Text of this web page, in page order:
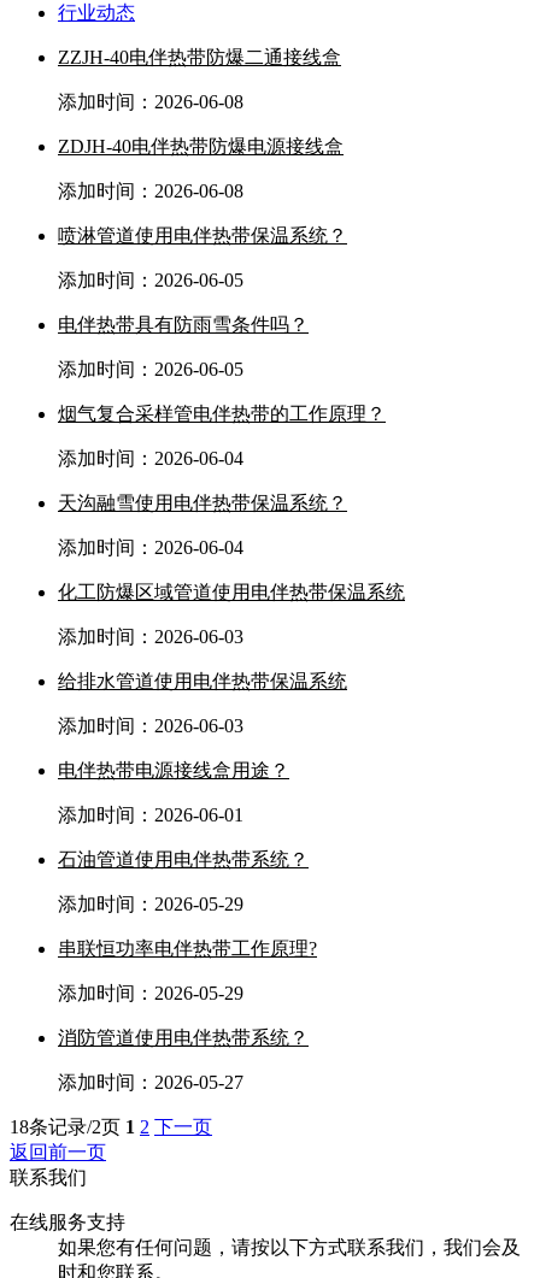
行业动态
ZZJH-40电伴热带防爆二通接线盒
添加时间：2026-06-08
ZDJH-40电伴热带防爆电源接线盒
添加时间：2026-06-08
喷淋管道使用电伴热带保温系统？
添加时间：2026-06-05
电伴热带具有防雨雪条件吗？
添加时间：2026-06-05
烟气复合采样管电伴热带的工作原理？
添加时间：2026-06-04
天沟融雪使用电伴热带保温系统？
添加时间：2026-06-04
化工防爆区域管道使用电伴热带保温系统
添加时间：2026-06-03
给排水管道使用电伴热带保温系统
添加时间：2026-06-03
电伴热带电源接线盒用途？
添加时间：2026-06-01
石油管道使用电伴热带系统​？
添加时间：2026-05-29
串联恒功率电伴热带工作原理?
添加时间：2026-05-29
消防管道使用电伴热带系统？
添加时间：2026-05-27
18条记录/2页 1 2 下一页
返回前一页
联系我们
在线服务支持
如果您有任何问题，请按以下方式联系我们，我们会及
时和您联系。